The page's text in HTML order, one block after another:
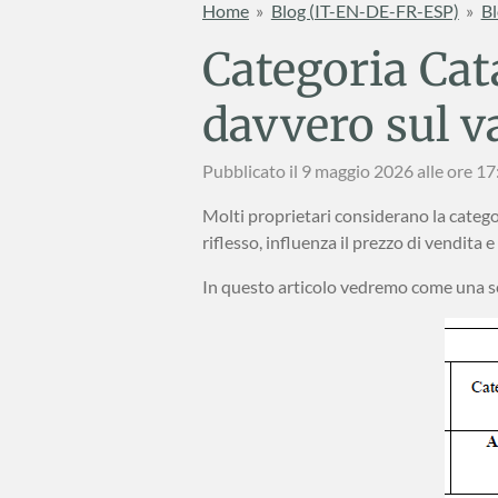
Home » Blog (IT-EN-DE-FR-ESP) »
Categoria
davvero sul
Pubblicato il 9 maggio 2026 alle ore
Molti proprietari considerano la
riflesso, influenza il prezzo di vendita
In questo articolo vedremo come una